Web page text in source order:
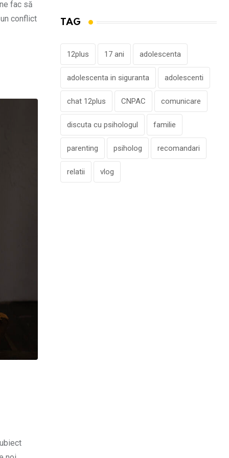
fac să
conflict
TAG
12plus 17 ani adolescenta
adolescenta in siguranta adolescenti
chat 12plus CNPAC comunicare
discuta cu psihologul familie
parenting psiholog recomandari
relatii vlog